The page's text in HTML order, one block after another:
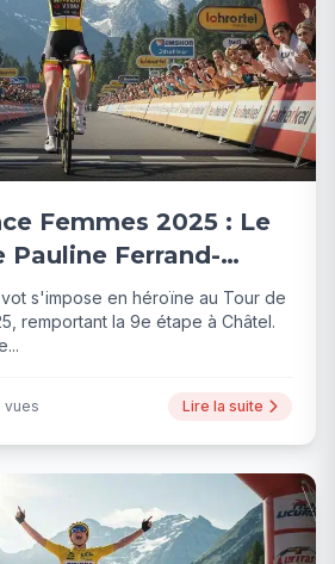
Femmes 2025 : Le
Pauline Ferrand-
s'impose en héroïne au Tour de
remportant la 9e étape à Châtel.
vues Lire la suite